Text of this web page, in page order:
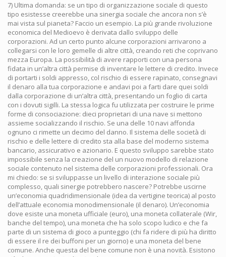
7) Ultima domanda: se un tipo di organizzazione sociale di questo
tipo esistesse creerebbe una sinergia sociale che ancora non s’è
mai vista sul pianeta? Faccio un esempio. La più grande rivoluzione
economica del Medioevo è derivata dallo sviluppo delle
corporazioni. Ad un certo punto alcune corporazioni arrivarono a
collegarsi con le loro gemelle di altre città, creando reti che coprivano
mezza Europa. La possibilità di avere rapporti con una persona
fidata in un’altra città permise di inventare le lettere di credito. Invece
di portarti i soldi appresso, col rischio di essere rapinato, consegnavi
il denaro alla tua corporazione e andavi poi a farti dare quei soldi
dalla corporazione di un’altra città, presentando un foglio di carta
con i dovuti sigilli. La stessa logica fu utilizzata per costruire le prime
forme di consociazione: dieci proprietari di una nave si mettono
assieme socializzando il rischio. Se una delle 10 navi affonda
ognuno ci rimette un decimo del danno. Il sistema delle società di
rischio e delle lettere di credito sta alla base del moderno sistema
bancario, assicurativo e azionario. E questo sviluppo sarebbe stato
impossibile senza la creazione del un nuovo modello di relazione
sociale contenuto nel sistema delle corporazioni professionali. Ora
mi chiedo: se si sviluppasse un livello di interazione sociale più
complesso, quali sinergie potrebbero nascere? Potrebbe uscirne
un’economia quadridimensionale (idea da vertigine teorica) al posto
dell’attuale economia monodimensionale (il denaro). Un’economia
dove esiste una moneta ufficiale (euro), una moneta collaterale (Wir,
banche del tempo), una moneta che ha solo scopo ludico e che fa
parte di un sistema di gioco a punteggio (chi fa ridere di più ha diritto
di essere il re dei buffoni per un giorno) e una moneta del bene
comune. Anche questa del bene comune non è una novità. Esistono